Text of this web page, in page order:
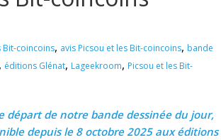
Bit-coincoins, avis Picsou et les Bit-coincoins, bande
, éditions Glénat, Lageekroom, Picsou et les Bit-
départ de notre bande dessinée du jour,
depuis le 8 octobre 2025 aux éditions